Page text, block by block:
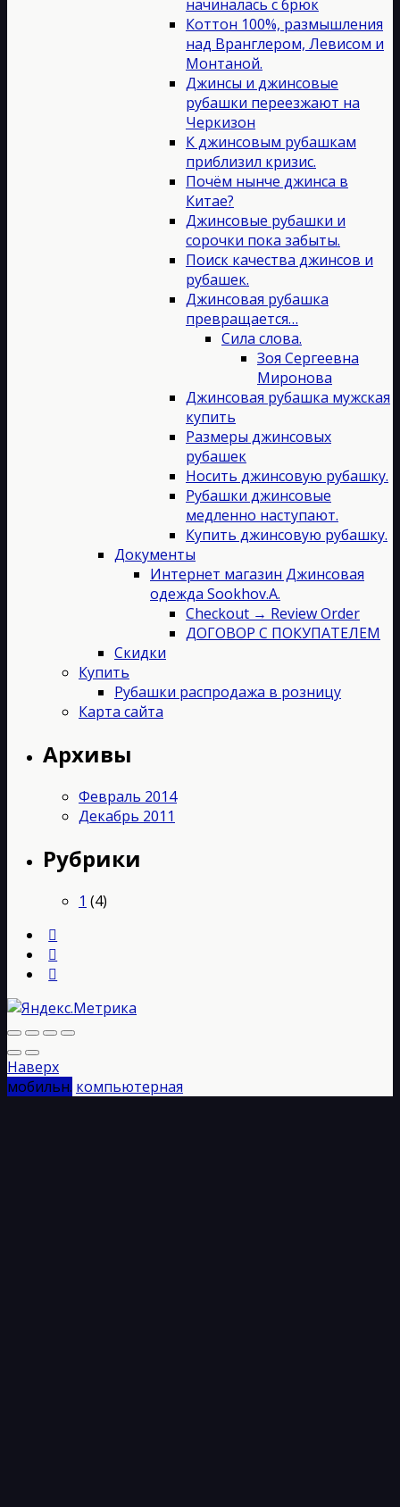
начиналась с брюк
Коттон 100%, размышления
над Вранглером, Левисом и
Монтаной.
Джинсы и джинсовые
рубашки переезжают на
Черкизон
К джинсовым рубашкам
приблизил кризис.
Почём нынче джинса в
Китае?
Джинсовые рубашки и
сорочки пока забыты.
Поиск качества джинсов и
рубашек.
Джинсовая рубашка
превращается…
Сила слова.
Зоя Сергеевна
Миронова
Джинсовая рубашка мужская
купить
Размеры джинсовых
рубашек
Носить джинсовую рубашку.
Рубашки джинсовые
медленно наступают.
Купить джинсовую рубашку.
Документы
Интернет магазин Джинсовая
одежда Sookhov.A.
Checkout → Review Order
ДОГОВОР С ПОКУПАТЕЛЕМ
Скидки
Купить
Рубашки распродажа в розницу
Карта сайта
Архивы
Февраль 2014
Декабрь 2011
Рубрики
1 (4)
Наверх
мобильн. компьютерная